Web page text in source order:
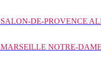
SALON-DE-PROVENCE
MARSEILLE NOTRE-DAME